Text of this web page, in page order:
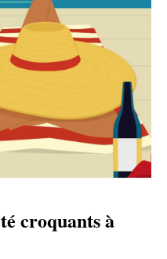
croquants à